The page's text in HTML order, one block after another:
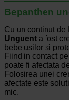
Bepanthen
Cu un continut de
Unguent a fost
bebelusilor si
Fiind in contact
poate fi afectata
Folosirea unei
afectate este
mic.